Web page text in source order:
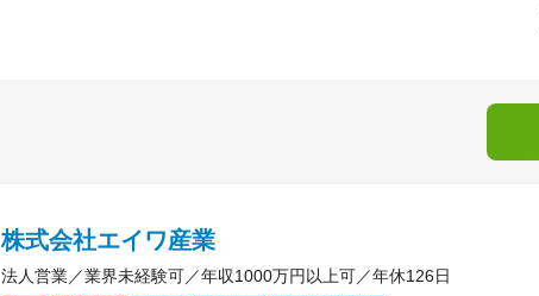
株式会社エイワ産業
法人営業／業界未経験可／年収1000万円以上可／年休126日